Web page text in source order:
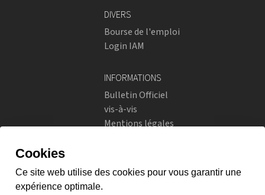
DIVERS
Bourse de l'emploi
Login IAM
INFORMATIONS
Bulletin Officiel
vis-à-vis
Mentions légales